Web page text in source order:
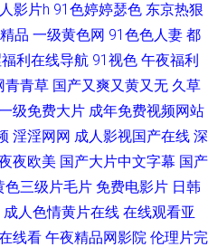
蜜桃九九 日日夜夜看毛片 自拍六区
日韩三级网 91黑人在线 国产91 美
人人肏在线视频 中日韩欧美色图 黄色
频精彩入口 另类激情综合 色五月成人
影片h 91色婷婷瑟色 东京热狠
品 一级黄色网 91色色人妻 都
利在线导航 91视色 午夜福利
青青草 国产又爽又黄又无 久草
级免费大片 成年免费视频网站
淫淫网网 成人影视国产在线 深
夜欧美 国产大片中文字幕 国产
色三级片毛片 免费电影片 日韩
成人色情黄片在线 在线观看亚
线看 午夜精品网影院 伦理片完